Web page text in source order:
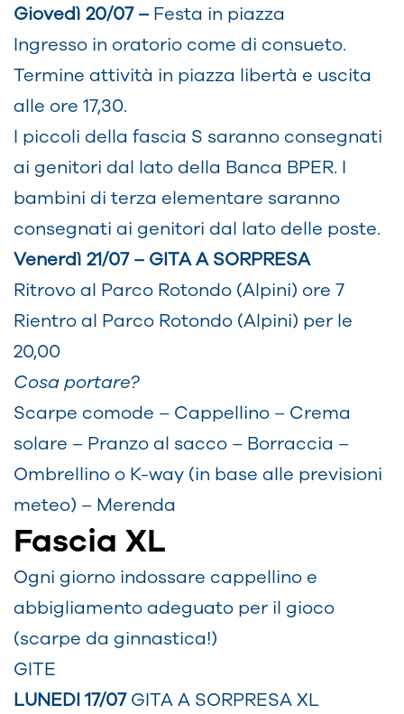
Giovedì 20/07 – Festa in piazza
Ingresso in oratorio come di consueto.
Termine attività in piazza libertà e uscita
alle ore 17,30.
I piccoli della fascia S saranno consegnati
ai genitori dal lato della Banca BPER. I
bambini di terza elementare saranno
consegnati ai genitori dal lato delle poste.
Venerdì 21/07 – GITA A SORPRESA
Ritrovo al Parco Rotondo (Alpini) ore 7
Rientro al Parco Rotondo (Alpini) per le
20,00
Cosa portare?
Scarpe comode – Cappellino – Crema
solare – Pranzo al sacco – Borraccia –
Ombrellino o K-way (in base alle previsioni
meteo) – Merenda
Fascia XL
Ogni giorno indossare cappellino e
abbigliamento adeguato per il gioco
(scarpe da ginnastica!)
GITE
LUNEDI 17/07GITA A SORPRESA XL